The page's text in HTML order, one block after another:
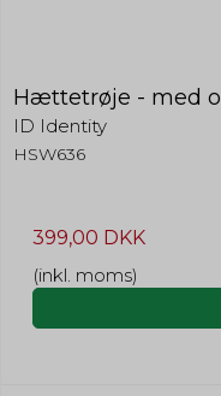
Hættetrøje - med
ID Identity
HSW636
399,00 DKK
(inkl. moms)